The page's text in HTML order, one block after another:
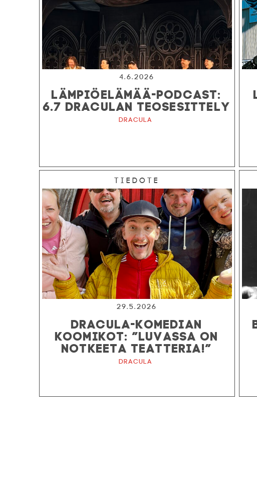
4.6.2026
LÄMPIÖELÄMÄÄ-PODCAST:
6.7 DRACULAN TEOSESITTELY
Dracula
Tiedote
29.5.2026
DRACULA-KOMEDIAN
KOOMIKOT: ”LUVASSA ON
NOTKEETA TEATTERIA!”
Dracula